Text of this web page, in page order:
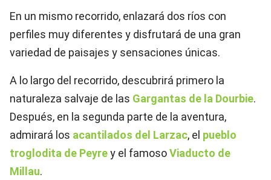
En un mismo recorrido, enlazará dos ríos con
perfiles muy diferentes y disfrutará de una gran
variedad de paisajes y sensaciones únicas.
A lo largo del recorrido, descubrirá primero la
naturaleza salvaje de las Gargantas de la Dourbie.
Después, en la segunda parte de la aventura,
admirará los acantilados del Larzac, el pueblo
troglodita de Peyrey el famosoViaducto de
Millau.